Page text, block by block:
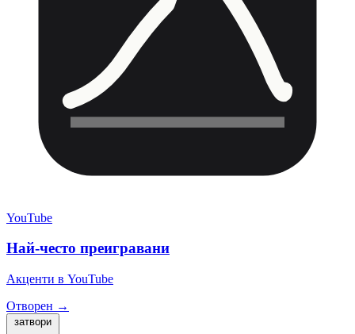
YouTube
Най-често преигравани
Акценти в YouTube
Отворен →
затвори